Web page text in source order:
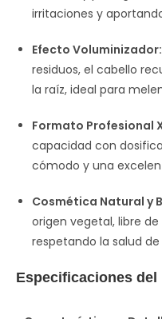
irritaciones y
Efecto Voluminizador:
residuos, el cabello
la raíz, ideal para
Formato Profesional
capacidad con
cómodo y una
Cosmética Natural y
origen vegetal, libre
respetando la salud
Especificaciones del